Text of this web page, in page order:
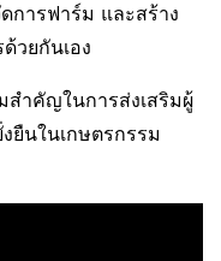
ารฟาร์ม และสร้าง
วยกันเอง
ำคัญในการส่งเสริมผู้
ยืนในเกษตรกรรม